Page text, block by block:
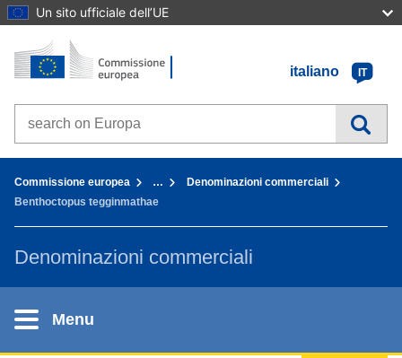
Un sito ufficiale dell’UE
Vai al contenuto
Home - Commissione europea
italiano
IT
Search on Europa websites
Commissione europea …
Denominazioni commerciali
Benthoctopus tegginmathae
Denominazioni commerciali
Menu